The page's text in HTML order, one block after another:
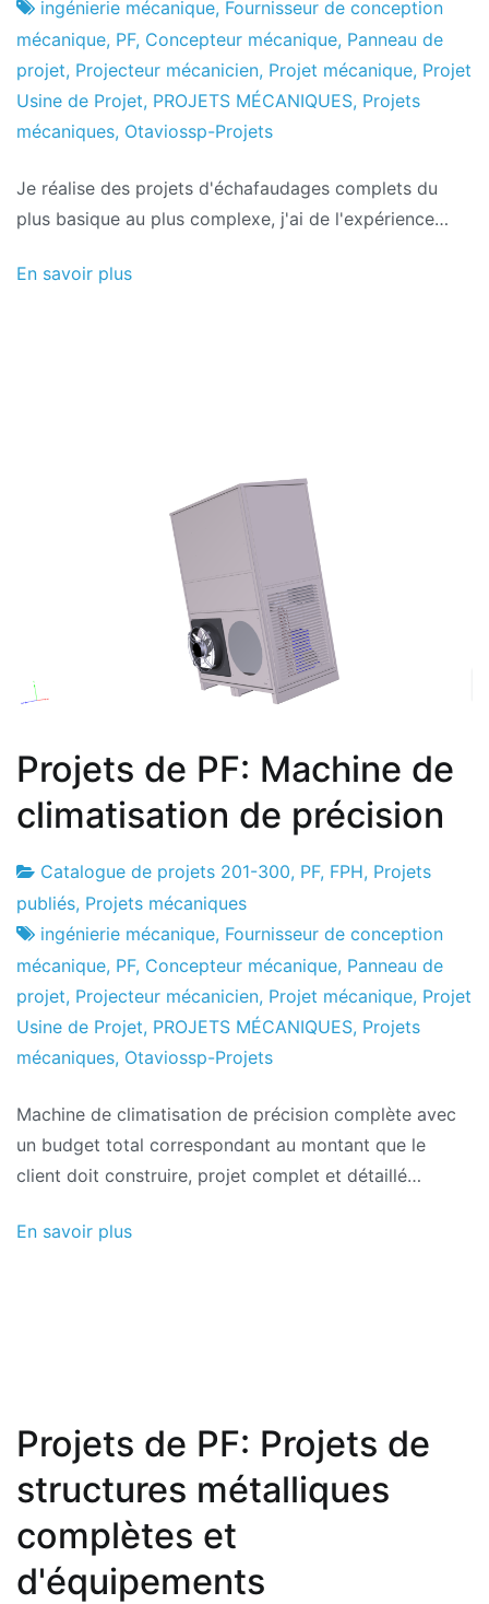
projets
novembre
2016
ingénierie mécanique, Fournisseur de conception
mécanique, PF, Concepteur mécanique, Panneau de
projet, Projecteur mécanicien, Projet mécanique, Projet
Usine de Projet, PROJETS MÉCANIQUES, Projets
mécaniques, Otaviossp-Projets
Je réalise des projets d'échafaudages complets du
plus basique au plus complexe, j'ai de l'expérience…
En savoir plus
Projets de PF: Machine de
climatisation de précision
Usine
de
projets
21
le
novembre
2016
Catalogue de projets 201-300, PF, FPH, Projets
publiés, Projets mécaniques
ingénierie mécanique, Fournisseur de conception
mécanique, PF, Concepteur mécanique, Panneau de
projet, Projecteur mécanicien, Projet mécanique, Projet
Usine de Projet, PROJETS MÉCANIQUES, Projets
mécaniques, Otaviossp-Projets
Machine de climatisation de précision complète avec
un budget total correspondant au montant que le
client doit construire, projet complet et détaillé…
En savoir plus
Projets de PF: Projets de
structures métalliques
complètes et
d'équipements